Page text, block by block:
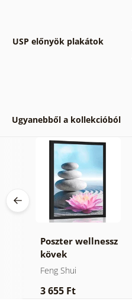
USP előnyök plakátok
Ugyanebből a kollekcióból
Poszter wellnessz
kövek
Feng Shui
3 655 Ft